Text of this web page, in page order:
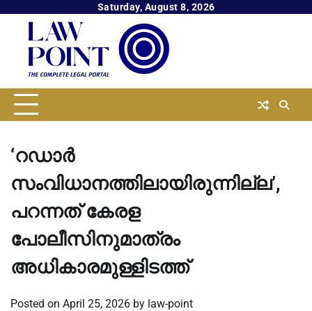
content
Saturday, August 8, 2026
‘റഡാർ
സംവിധാനത്തിലായിരുന്നില്ല’,
പറന്നത് കേരള
പോലീസിനുമാത്രം
അധികാരമുള്ളിടത്ത്
Posted on April 25, 2026 by law-point